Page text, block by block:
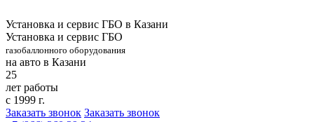
Установка и сервис ГБО в Казани
Установка и сервис ГБО
газобаллонного оборудования
на авто в Казани
25
лет работы
с 1999 г.
Заказать звонок Заказать звонок